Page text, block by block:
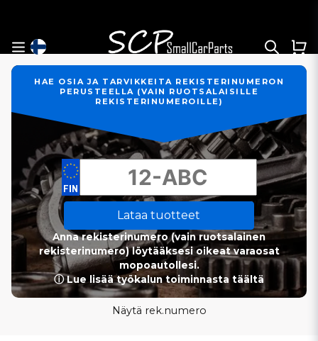
HAE OSIA JA TARVIKKEITA REKISTERINUMERON
PERUSTEELLA (VAIN RUOTSALAISILLE
REKISTERINUMEROILLE)
Lataa tuotteet
Anna rekisterinumero (vain ruotsalainen
rekisterinumero) löytääksesi oikeat varaosat
mopoautollesi.
ⓘ Lue lisää työkalun toiminnasta täältä
Näytä rek.numero